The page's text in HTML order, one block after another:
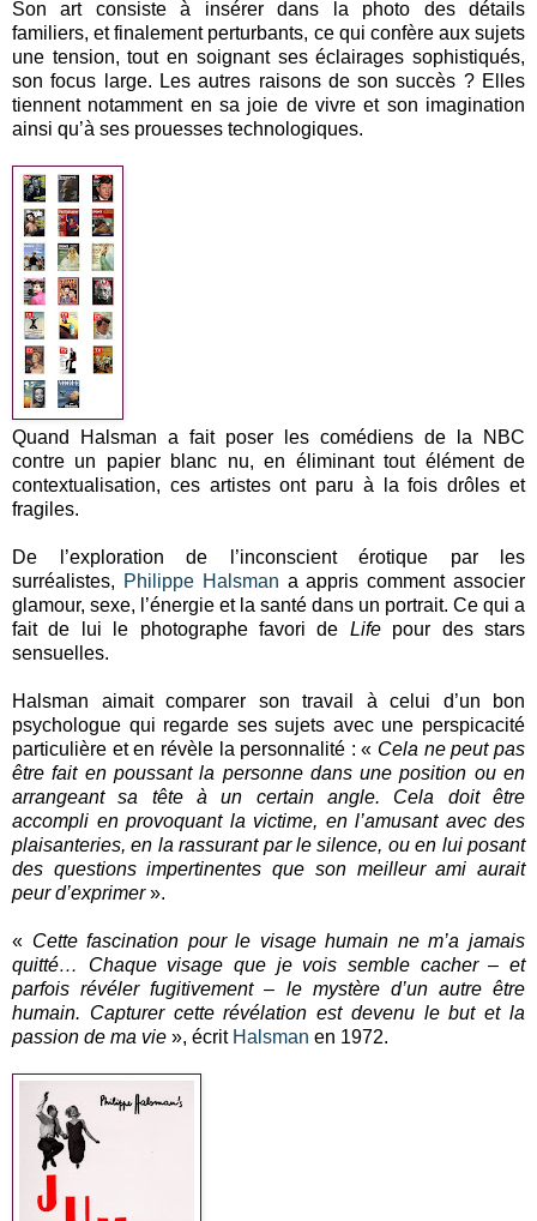
Son art consiste à insérer dans la photo des détails
familiers, et finalement perturbants, ce qui confère aux sujets
une tension, tout en soignant ses éclairages sophistiqués,
son focus large. Les autres raisons de son succès ? Elles
tiennent notamment en sa joie de vivre et son imagination
ainsi qu’à ses prouesses technologiques.
Quand Halsman a fait poser les comédiens de la NBC
contre un papier blanc nu, en éliminant tout élément de
contextualisation, ces artistes ont paru à la fois drôles et
fragiles.
De l’exploration de l’inconscient érotique par les
surréalistes, Philippe Halsman a appris comment associer
glamour, sexe, l’énergie et la santé dans un portrait. Ce qui a
fait de lui le photographe favori de Lifepour des stars
sensuelles.
Halsman aimait comparer son travail à celui d’un bon
psychologue qui regarde ses sujets avec une perspicacité
particulière et en révèle la personnalité : « Cela ne peut pas
être fait en poussant la personne dans une position ou en
arrangeant sa tête à un certain angle. Cela doit être
accompli en provoquant la victime, en l’amusant avec des
plaisanteries, en la rassurant par le silence, ou en lui posant
des questions impertinentes que son meilleur ami aurait
peur d’exprimer».
« Cette fascination pour le visage humain ne m’a jamais
quitté… Chaque visage que je vois semble cacher – et
parfois révéler fugitivement – le mystère d’un autre être
humain. Capturer cette révélation est devenu le but et la
passion de ma vie », écrit Halsman en 1972.